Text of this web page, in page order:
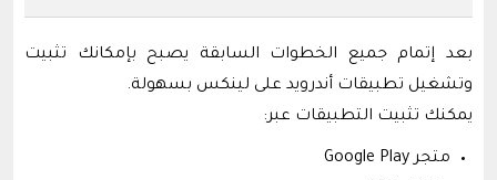
بعد إتمام جميع الخطوات السابقة يصبح بإمكانك تثبيت
وتشغيل تطبيقات أندرويد على لينكس بسهولة.
يمكنك تثبيت التطبيقات عبر:
متجر Google Play